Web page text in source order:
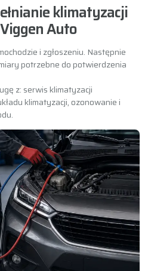
klimatyzacji
Auto
i zgłoszeniu. Następnie
potrzebne do potwierdzenia
z: serwis klimatyzacji
klimatyzacji, ozonowanie i
.